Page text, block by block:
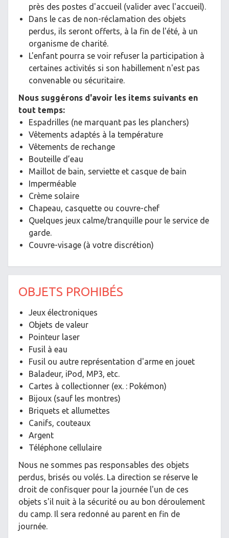
près des postes d'accueil (valider avec l'accueil).
Dans le cas de non-réclamation des objets
perdus, ils seront offerts, à la fin de l'été, à un
organisme de charité.
L'enfant pourra se voir refuser la participation à
certaines activités si son habillement n'est pas
convenable ou sécuritaire.
Nous suggérons d'avoir les items suivants en
tout temps:
Espadrilles (ne marquant pas les planchers)
Vêtements adaptés à la température
Vêtements de rechange
Bouteille d’eau
Maillot de bain, serviette et casque de bain
Imperméable
Crème solaire
Chapeau, casquette ou couvre-chef
Quelques jeux calme/tranquille pour le service de
garde.
Couvre-visage (à votre discrétion)
OBJETS PROHIBÉS
Jeux électroniques
Objets de valeur
Pointeur laser
Fusil à eau
Fusil ou autre représentation d'arme en jouet
Baladeur, iPod, MP3, etc.
Cartes à collectionner (ex. : Pokémon)
Bijoux (sauf les montres)
Briquets et allumettes
Canifs, couteaux
Argent
Téléphone cellulaire
Nous ne sommes pas responsables des objets
perdus, brisés ou volés. La direction se réserve le
droit de confisquer pour la journée l'un de ces
objets s'il nuit à la sécurité ou au bon déroulement
du camp. Il sera redonné au parent en fin de
journée.